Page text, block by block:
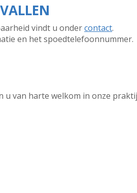
vindt u ondercontact.
en het spoedtelefoonnummer.
u van harte welkom in onze